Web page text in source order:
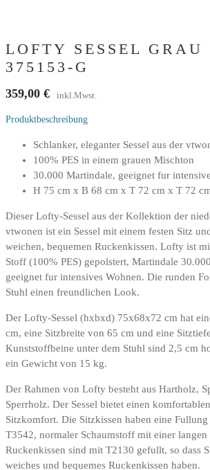
LOFTY SESSEL GRAU
375153-G
359,00 € inkl.Mwst.
Produktbeschreibung
Schlanker, eleganter Sessel aus der
100% PES in einem grauen Mischton
30.000 Martindale, geeignet fur
H 75 cm x B 68 cm x T 72 cm x T 72
Dieser Lofty-Sessel aus der Kollektion der
vtwonen ist ein Sessel mit einem festen Sitz
weichen, bequemen Ruckenkissen. Lofty ist
Stoff (100% PES) gepolstert, Martindale
geeignet fur intensives Wohnen. Die runden
Stuhl einen freundlichen Look.
Der Lofty-Sessel (hxbxd) 75x68x72 cm hat
cm, eine Sitzbreite von 65 cm und eine
Kunststoffbeine unter dem Stuhl sind 2,5 cm
ein Gewicht von 15 kg.
Der Rahmen von Lofty besteht aus Hartholz,
Sperrholz. Der Sessel bietet einen
Sitzkomfort. Die Sitzkissen haben eine
T3542, normaler Schaumstoff mit einer langen
Ruckenkissen sind mit T2130 gefullt, so dass
weiches und bequemes Ruckenkissen haben.